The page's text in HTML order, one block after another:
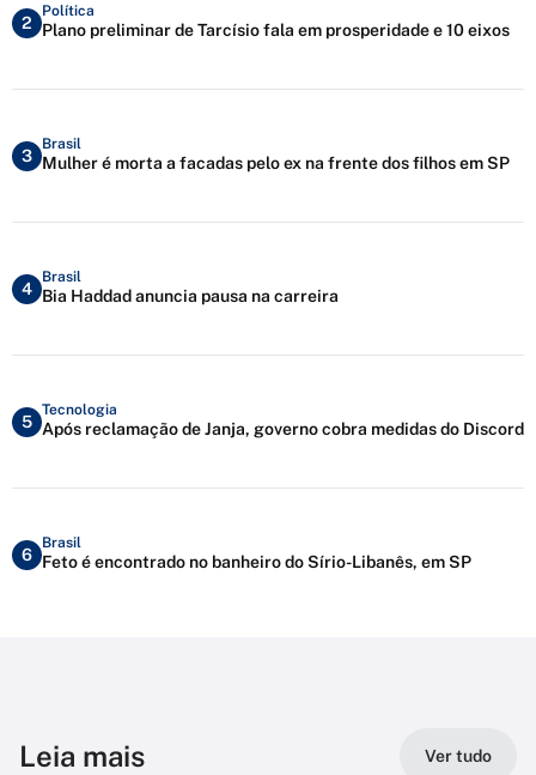
2
Política
Plano preliminar de Tarcísio fala em prosperidade e 10 eixos
3
Brasil
Mulher é morta a facadas pelo ex na frente dos filhos em SP
4
Brasil
Bia Haddad anuncia pausa na carreira
5
Tecnologia
Após reclamação de Janja, governo cobra medidas do Discord
6
Brasil
Feto é encontrado no banheiro do Sírio-Libanês, em SP
Leia mais Ver tudo